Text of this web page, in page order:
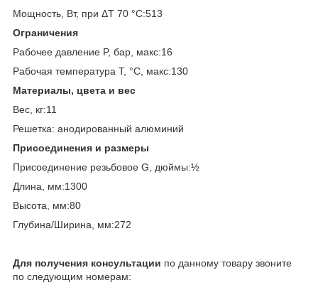
Мощность, Вт, при ΔT 70 °С:513
Ограничения
Рабочее давление P, бар, макс:16
Рабочая температура T, °C, макс:130
Материалы, цвета и вес
Вес, кг:11
Решетка: анодированный алюминий
Присоединения и размеры
Присоединение резьбовое G, дюймы:½
Длина, мм:1300
Высота, мм:80
Глубина/Ширина, мм:272
Для получения консультации по данному товару звоните
по следующим номерам: